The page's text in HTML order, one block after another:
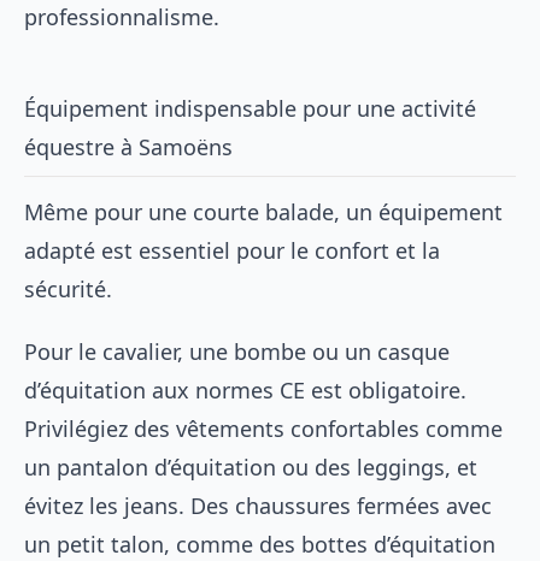
professionnalisme.
Équipement indispensable pour une activité
équestre à Samoëns
Même pour une courte balade, un équipement
adapté est essentiel pour le confort et la
sécurité.
Pour le cavalier, une bombe ou un casque
d’équitation aux normes CE est obligatoire.
Privilégiez des vêtements confortables comme
un pantalon d’équitation ou des leggings, et
évitez les jeans. Des chaussures fermées avec
un petit talon, comme des bottes d’équitation